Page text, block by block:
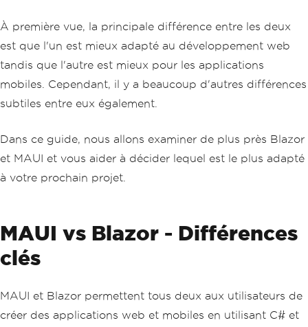
À première vue, la principale différence entre les deux
est que l'un est mieux adapté au développement web
tandis que l'autre est mieux pour les applications
mobiles. Cependant, il y a beaucoup d'autres différences
subtiles entre eux également.
Dans ce guide, nous allons examiner de plus près Blazor
et MAUI et vous aider à décider lequel est le plus adapté
à votre prochain projet.
MAUI vs Blazor - Différences
clés
MAUI et Blazor permettent tous deux aux utilisateurs de
créer des applications web et mobiles en utilisant C# et